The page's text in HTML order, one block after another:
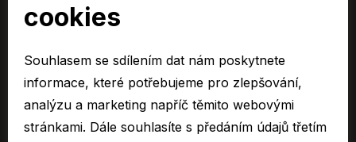
Posilovač řízení
Protiprokluzový systém kol (ASR)
Repro
Satelitní navigace
Senzor stěračů
Senzor světel
Společnost je zapsaná u Krajského soudu v Brně, oddíl C 15795
© 2026 Všechna práva vyhrazena.
Cookies
cookies
Souhlasem se sdílením dat nám poskytnete
informace, které potřebujeme pro zlepšování,
analýzu a marketing napříč těmito webovými
stránkami. Dále souhlasíte s předáním údajů třetím